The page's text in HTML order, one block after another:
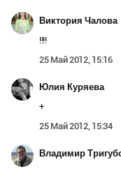
Виктория Чалова
!!!!
25 Май 2012, 15:16
Юлия Куряева
+
25 Май 2012, 15:34
Владимир